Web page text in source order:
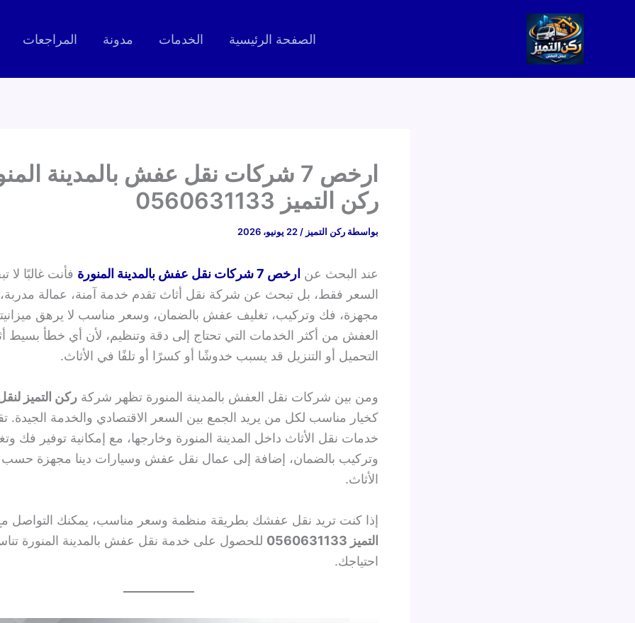
الصفحة الرئيسية الخدمات مدونة المراجعات
ارخص 7 شركات نقل عفش بالمدينة
ركن التميز 0560631133
بواسطة ركن التميز / 22 يونيو، 2026
عند البحث عن ارخص 7 شركات نقل عفش بالمدينة المنورة
فأنت غالبًا
السعر فقط، بل تبحث عن شركة نقل أثاث تقدم خدمة آمنة، عمالة
مجهزة، فك وتركيب، تغليف عفش بالضمان، وسعر مناسب لا يرهق
العفش من أكثر الخدمات التي تحتاج إلى دقة وتنظيم، لأن أي خطأ بسيط
التحميل أو التنزيل قد يسبب خدوشًا أو كسرًا أو تلفًا في الأثاث.
ومن بين شركات نقل العفش بالمدينة المنورة تظهر شركة ركن التميز
كخيار مناسب لكل من يريد الجمع بين السعر الاقتصادي والخدمة الجيدة.
خدمات نقل الأثاث داخل المدينة المنورة وخارجها، مع إمكانية توفير فك
وتركيب بالضمان، إضافة إلى عمال نقل عفش وسيارات دينا مجهزة
الأثاث.
إذا كنت تريد نقل عفشك بطريقة منظمة وسعر مناسب، يمكنك التواصل
التميز 0560631133
للحصول على خدمة نقل عفش بالمدينة المنورة
احتياجك.